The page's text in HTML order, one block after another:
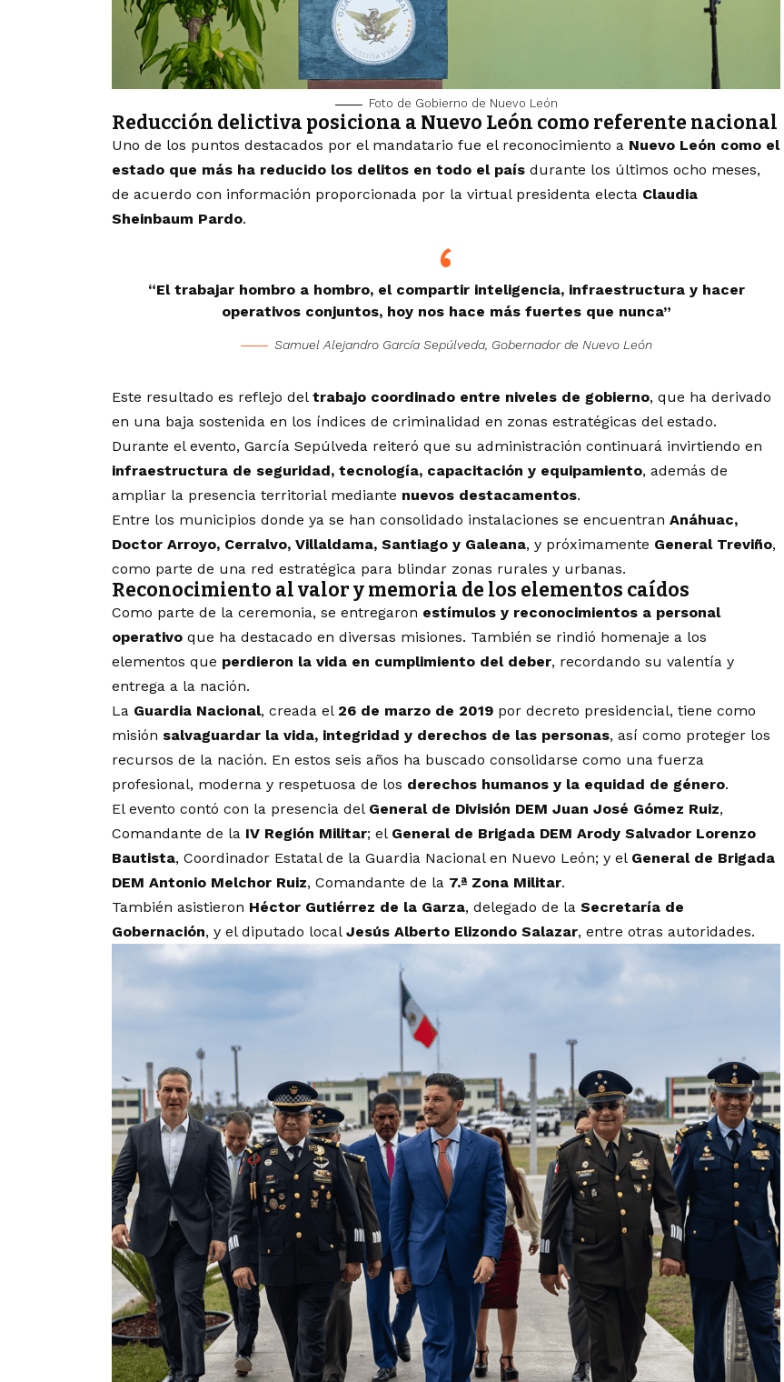
Foto de Gobierno de Nuevo León
Reducción delictiva posiciona a Nuevo León como referente nacional
Uno de los puntos destacados por el mandatario fue el reconocimiento a Nuevo León como el
estado que más ha reducido los delitos en todo el país durante los últimos ocho meses,
de acuerdo con información proporcionada por la virtual presidenta electa Claudia
Sheinbaum Pardo.
“El trabajar hombro a hombro, el compartir inteligencia, infraestructura y hacer
operativos conjuntos, hoy nos hace más fuertes que nunca”
Samuel Alejandro García Sepúlveda, Gobernador de Nuevo León
Este resultado es reflejo del trabajo coordinado entre niveles de gobierno, que ha derivado
en una baja sostenida en los índices de criminalidad en zonas estratégicas del estado.
Durante el evento, García Sepúlveda reiteró que su administración continuará invirtiendo en
infraestructura de seguridad, tecnología, capacitación y equipamiento, además de
ampliar la presencia territorial mediante nuevos destacamentos.
Entre los municipios donde ya se han consolidado instalaciones se encuentran Anáhuac,
Doctor Arroyo, Cerralvo, Villaldama, Santiago y Galeana, y próximamente General Treviño,
como parte de una red estratégica para blindar zonas rurales y urbanas.
Reconocimiento al valor y memoria de los elementos caídos
Como parte de la ceremonia, se entregaron estímulos y reconocimientos a personal
operativo que ha destacado en diversas misiones. También se rindió homenaje a los
elementos que perdieron la vida en cumplimiento del deber, recordando su valentía y
entrega a la nación.
La Guardia Nacional, creada el 26 de marzo de 2019 por decreto presidencial, tiene como
misión salvaguardar la vida, integridad y derechos de las personas, así como proteger los
recursos de la nación. En estos seis años ha buscado consolidarse como una fuerza
profesional, moderna y respetuosa de los derechos humanos y la equidad de género.
El evento contó con la presencia del General de División DEM Juan José Gómez Ruiz,
Comandante de la IV Región Militar; el General de Brigada DEM Arody Salvador Lorenzo
Bautista, Coordinador Estatal de la Guardia Nacional en Nuevo León; y el General de Brigada
DEM Antonio Melchor Ruiz, Comandante de la 7.ª Zona Militar.
También asistieron Héctor Gutiérrez de la Garza, delegado de la Secretaría de
Gobernación, y el diputado local Jesús Alberto Elizondo Salazar, entre otras autoridades.